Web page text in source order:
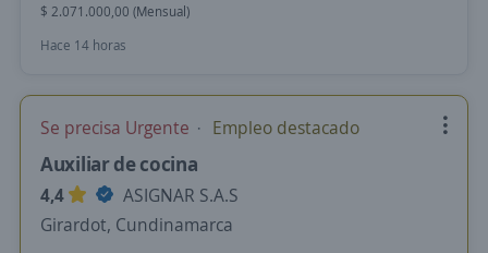
$ 2.071.000,00 (Mensual)
Hace 14 horas
Se precisa Urgente Empleo destacado
Auxiliar de cocina
4,4
ASIGNAR S.A.S
Girardot, Cundinamarca